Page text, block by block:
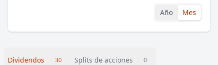
Año Mes
Dividendos 30 Splits de acciones 0